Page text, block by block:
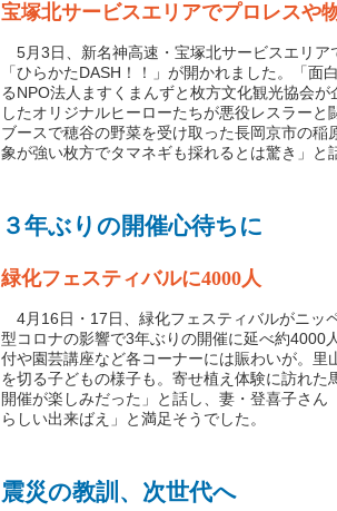
宝塚北サービスエリアでプロレスや
5月3日、新名神高速・宝塚北サービスエリア
「ひらかたDASH！！」が開かれました。「面
るNPO法人ますくまんずと枚方文化観光協会
したオリジナルヒーローたちが悪役レスラーと
ブースで穂谷の野菜を受け取った長岡京市の
象が強い枚方でタマネギも採れるとは驚き」と
３年ぶりの開催心待ちに
緑化フェスティバルに4000人
4月16日・17日、緑化フェスティバルがニッ
型コロナの影響で3年ぶりの開催に延べ約4000
付や園芸講座など各コーナーには賑わいが。
を切る子どもの様子も。寄せ植え体験に訪れ
開催が楽しみだった」と話し、妻・登喜子さ
らしい出来ばえ」と満足そうでした。
震災の教訓、次世代へ